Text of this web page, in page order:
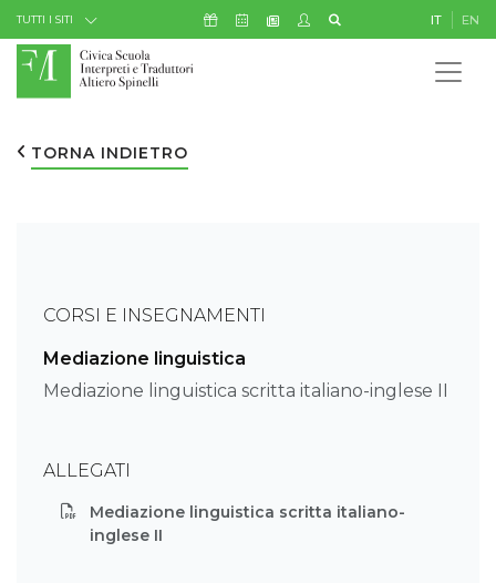
Skip to Content
TUTTI I SITI Icona Sostienici
Icona Calendario Eventi
Icona Newsletter
Icona My Civica IT EN
TORNA INDIETRO
CORSI E INSEGNAMENTI
Mediazione linguistica
Mediazione linguistica scritta italiano-inglese II
ALLEGATI
Mediazione linguistica scritta italiano-
inglese II